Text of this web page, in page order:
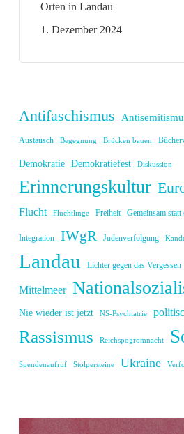
Orten in Landau
1. Dezember 2024
Antifaschismus
Austausch Begegnung Brücken bauen
Demokratie Demokratiefest Diskussion
Erinnerungskultur
Flucht Flüchtlinge Freiheit Gemeinsam statt
Integration IWgR Judenverfolgung
Landau Lichter gegen das Vergessen
Mittelmeer
Nie wieder ist jetzt NS-Psychiatrie
Rassismus Reichspogromnacht
Spendenaufruf Stolpersteine Ukraine